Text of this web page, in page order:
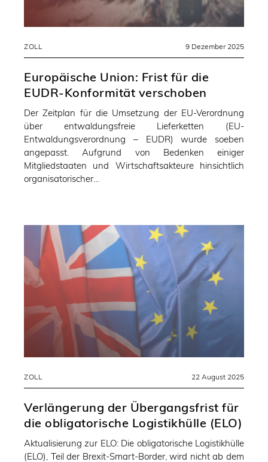
ZOLL 9 Dezember 2025
Europäische Union: Frist für die
EUDR-Konformität verschoben
Der Zeitplan für die Umsetzung der EU-Verordnung
über entwaldungsfreie Lieferketten (EU-
Entwaldungsverordnung – EUDR) wurde soeben
angepasst. Aufgrund von Bedenken einiger
Mitgliedstaaten und Wirtschaftsakteure hinsichtlich
organisatorischer…
ZOLL 22 August 2025
Verlängerung der Übergangsfrist für
die obligatorische Logistikhülle (ELO)
Aktualisierung zur ELO: Die obligatorische Logistikhülle
(ELO), Teil der Brexit-Smart-Border, wird nicht ab dem